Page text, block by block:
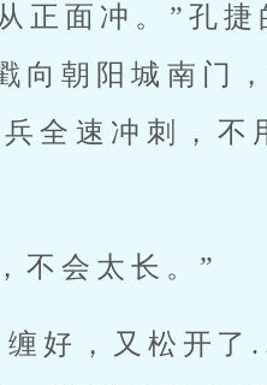
正面冲。”孔
向朝阳城南门
全速冲刺，不
不会太长。”
好，又松开